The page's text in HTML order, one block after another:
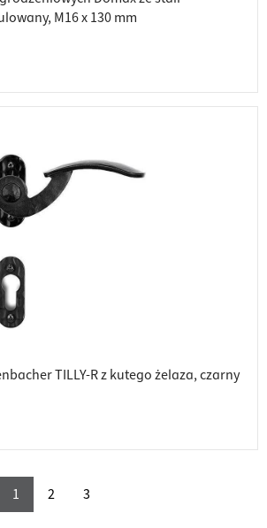
M16 x 130 mm
TILLY-R z kutego żelaza, czarny
1 2 3